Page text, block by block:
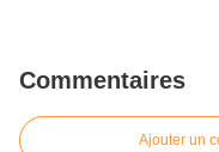
Commentaires
Ajouter un